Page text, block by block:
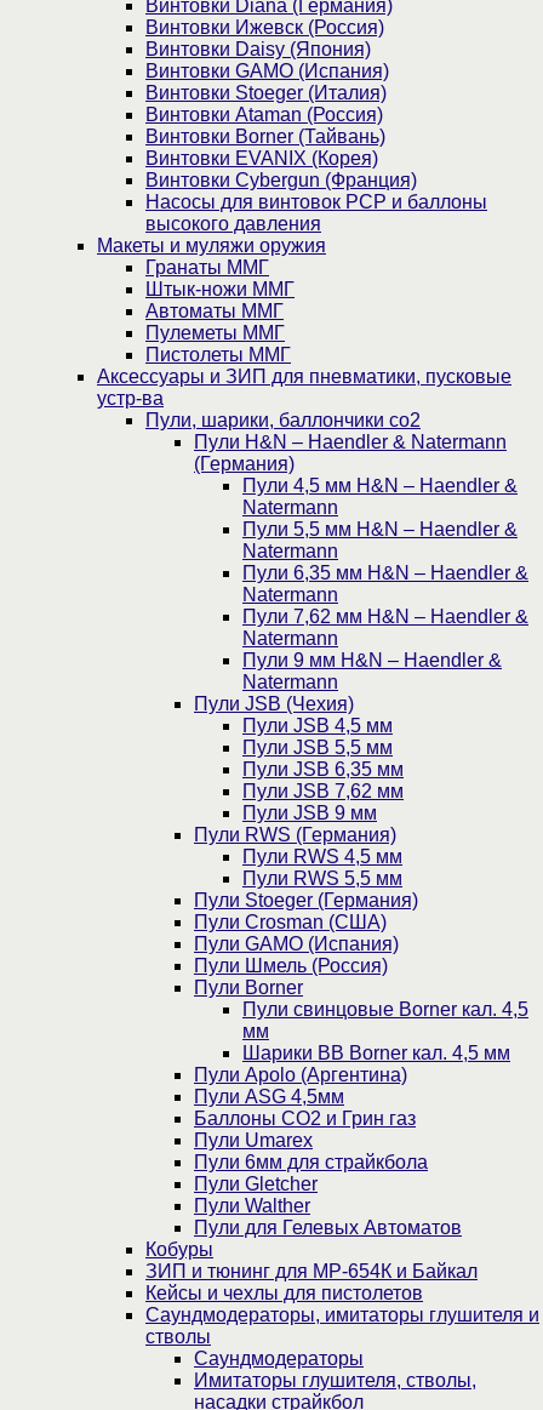
Винтовки Diana (Германия)
Винтовки Ижевск (Россия)
Винтовки Daisy (Япония)
Винтовки GAMO (Испания)
Винтовки Stoeger (Италия)
Винтовки Ataman (Россия)
Винтовки Borner (Тайвань)
Винтовки EVANIX (Корея)
Винтовки Cybergun (Франция)
Насосы для винтовок PCP и баллоны
высокого давления
Макеты и муляжи оружия
Гранаты ММГ
Штык-ножи ММГ
Автоматы ММГ
Пулеметы ММГ
Пистолеты ММГ
Аксессуары и ЗИП для пневматики, пусковые
устр-ва
Пули, шарики, баллончики со2
Пули H&N – Haendler & Natermann
(Германия)
Пули 4,5 мм H&N – Haendler &
Natermann
Пули 5,5 мм H&N – Haendler &
Natermann
Пули 6,35 мм H&N – Haendler &
Natermann
Пули 7,62 мм H&N – Haendler &
Natermann
Пули 9 мм H&N – Haendler &
Natermann
Пули JSB (Чехия)
Пули JSB 4,5 мм
Пули JSB 5,5 мм
Пули JSB 6,35 мм
Пули JSB 7,62 мм
Пули JSB 9 мм
Пули RWS (Германия)
Пули RWS 4,5 мм
Пули RWS 5,5 мм
Пули Stoeger (Германия)
Пули Crosman (США)
Пули GAMO (Испания)
Пули Шмель (Россия)
Пули Borner
Пули свинцовые Borner кал. 4,5
мм
Шарики BB Borner кал. 4,5 мм
Пули Apolo (Аргентина)
Пули ASG 4,5мм
Баллоны CO2 и Грин газ
Пули Umarex
Пули 6мм для страйкбола
Пули Gletcher
Пули Walther
Пули для Гелевых Автоматов
Кобуры
ЗИП и тюнинг для МР-654К и Байкал
Кейсы и чехлы для пистолетов
Саундмодераторы, имитаторы глушителя и
стволы
Саундмодераторы
Имитаторы глушителя, стволы,
насадки страйкбол